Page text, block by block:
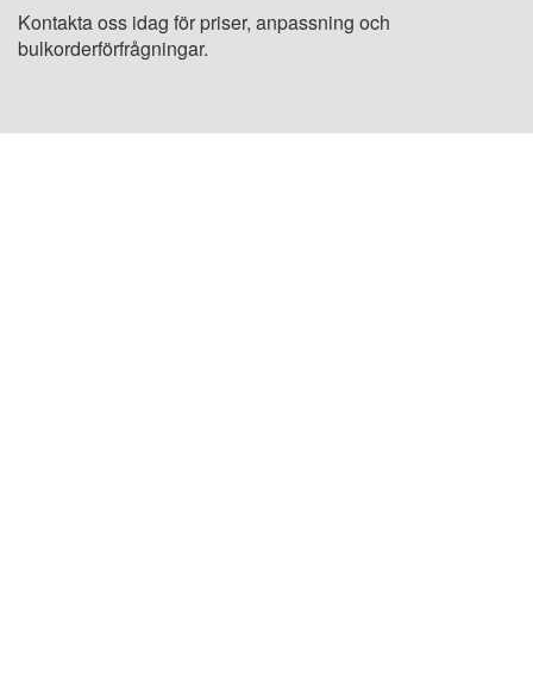
Kontakta oss idag för priser, anpassning och
bulkorderförfrågningar.